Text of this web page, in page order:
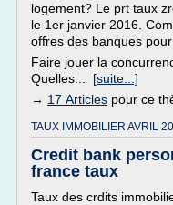
logement? Le prt taux
le 1er janvier 2016.
offres des banques pour
Faire jouer la
Quelles... [suite...]
→ 17 Articles pour ce
TAUX IMMOBILIER AVRIL
Credit bank
france taux
Taux des crdits